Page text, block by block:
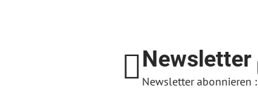
Newsletter
Newsletter abonnieren :